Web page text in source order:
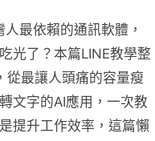
最依賴的通訊軟體，
光了？本篇LINE教學整
從最讓人頭痛的容量瘦
文字的AI應用，一次教
提升工作效率，這篇懶